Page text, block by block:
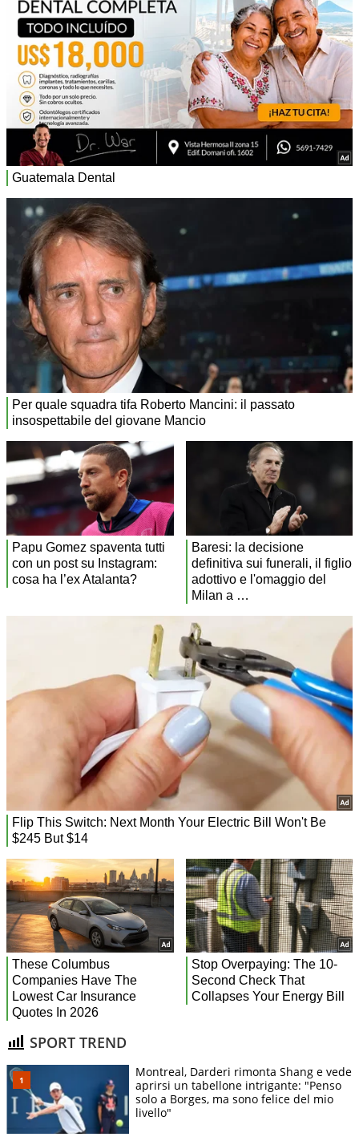
SPORT TREND
Montreal, Darderi rimonta Shang e vede
aprirsi un tabellone intrigante: "Penso
solo a Borges, ma sono felice del mio
livello"